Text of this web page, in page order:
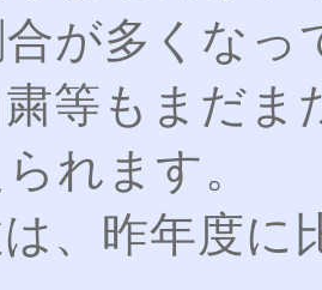
が多くな
等もまだ
れます。
、昨年度に